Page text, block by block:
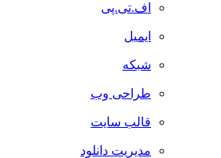
اف.تی.پی
ایمیل
شبکه
طراحی وب
قالب سایت
مدیریت دانلود